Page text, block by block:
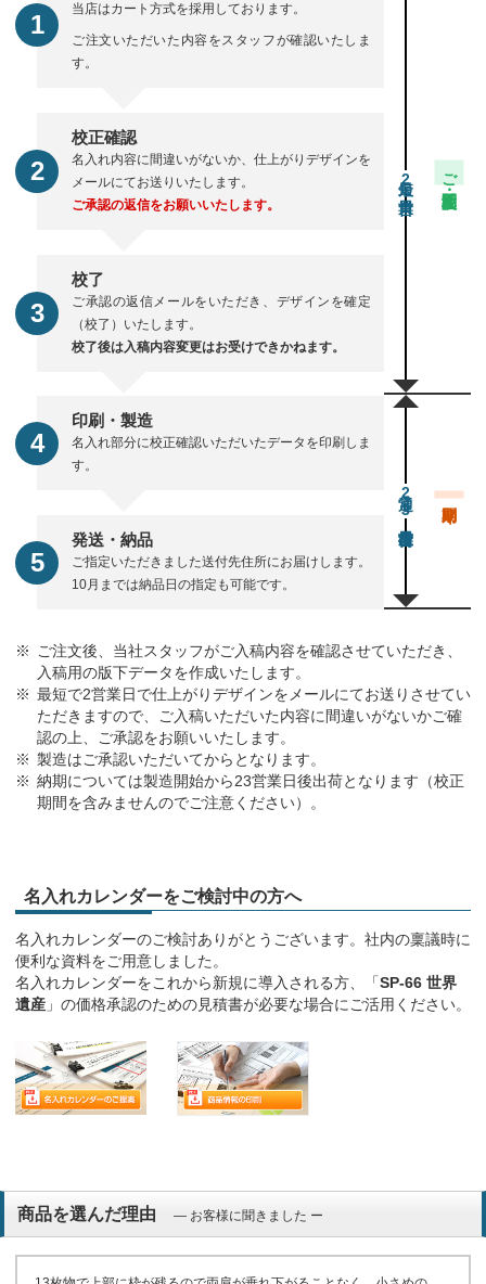
当店はカート方式を採用しております。
ご注文いただいた内容をスタッフが確認いたしま
す。
校正確認
名入れ内容に間違いがないか、仕上がりデザインを
メールにてお送りいたします。
ご承認の返信をお願いいたします。
校了
ご承認の返信メールをいただき、デザインを確定
（校了）いたします。
校了後は入稿内容変更はお受けできかねます。
2 ご注文・校正期間
印刷・製造
名入れ部分に校正確認いただいたデータを印刷しま
す。
発送・納品
ご指定いただきました送付先住所にお届けします。
10月までは納品日の指定も可能です。
通常23営業日後出荷
ご注文後、当社スタッフがご入稿内容を確認させていただき、
入稿用の版下データを作成いたします。
最短で2営業日で仕上がりデザインをメールにてお送りさせてい
ただきますので、ご入稿いただいた内容に間違いがないかご確
認の上、ご承認をお願いいたします。
製造はご承認いただいてからとなります。
納期については製造開始から23営業日後出荷となります（校正
期間を含みませんのでご注意ください）。
名入れカレンダーをご検討中の方へ
名入れカレンダーのご検討ありがとうございます。社内の稟議時に
便利な資料をご用意しました。
名入れカレンダーをこれから新規に導入される方、「SP-66 世界
遺産 」の価格承認のための見積書が必要な場合にご活用ください。
商品を選んだ理由 ― お客様に聞きました ー